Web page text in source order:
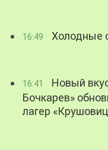
16:49 Холодные
16:41
Новый
Бочкарев»
лагер